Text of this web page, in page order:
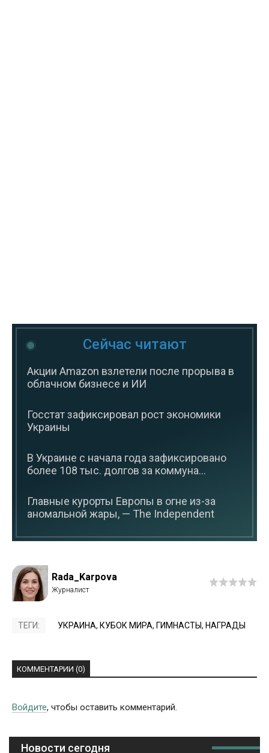
Сейчас читают
Акции Amazon взлетели после прорыва в
облачном бизнесе и ИИ
Госстат зафиксировал рост экономики
Украины
В Украине с начала года зафиксировано
более 108 тыс. долгов за коммуна...
Главные курорты Европы в огне из-за
аномальной жары, — The Independent
Rada_Karpova
ТЕГИ: УКРАИНА, КУБОК МИРА, ГИМНАСТЫ, НАГРАДЫ
КОММЕНТАРИИ (0)
Войдите, чтобы оставить комментарий.
Новости сегодня